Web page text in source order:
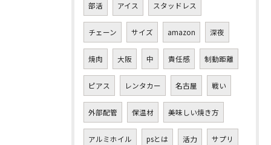
部活 アイス スタッドレス
チェーン サイズ amazon 深夜
焼肉 大阪 中 責任感 制動距離
ピアス レンタカー 名古屋 戦い
外部配管 保温材 美味しい焼き方
アルミホイル psとは 活力 サプリ